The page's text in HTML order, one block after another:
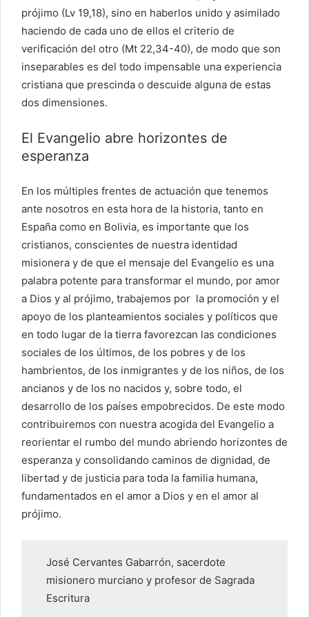
prójimo (Lv 19,18), sino en haberlos unido y asimilado
haciendo de cada uno de ellos el criterio de
verificación del otro (Mt 22,34-40), de modo que son
inseparables es del todo impensable una experiencia
cristiana que prescinda o descuide alguna de estas
dos dimensiones.
El Evangelio abre horizontes de
esperanza
En los múltiples frentes de actuación que tenemos
ante nosotros en esta hora de la historia, tanto en
España como en Bolivia, es importante que los
cristianos, conscientes de nuestra identidad
misionera y de que el mensaje del Evangelio es una
palabra potente para transformar el mundo, por amor
a Dios y al prójimo, trabajemos por la promoción y el
apoyo de los planteamientos sociales y políticos que
en todo lugar de la tierra favorezcan las condiciones
sociales de los últimos, de los pobres y de los
hambrientos, de los inmigrantes y de los niños, de los
ancianos y de los no nacidos y, sobre todo, el
desarrollo de los países empobrecidos. De este modo
contribuiremos con nuestra acogida del Evangelio a
reorientar el rumbo del mundo abriendo horizontes de
esperanza y consolidando caminos de dignidad, de
libertad y de justicia para toda la familia humana,
fundamentados en el amor a Dios y en el amor al
prójimo.
José Cervantes Gabarrón, sacerdote
misionero murciano y profesor de Sagrada
Escritura